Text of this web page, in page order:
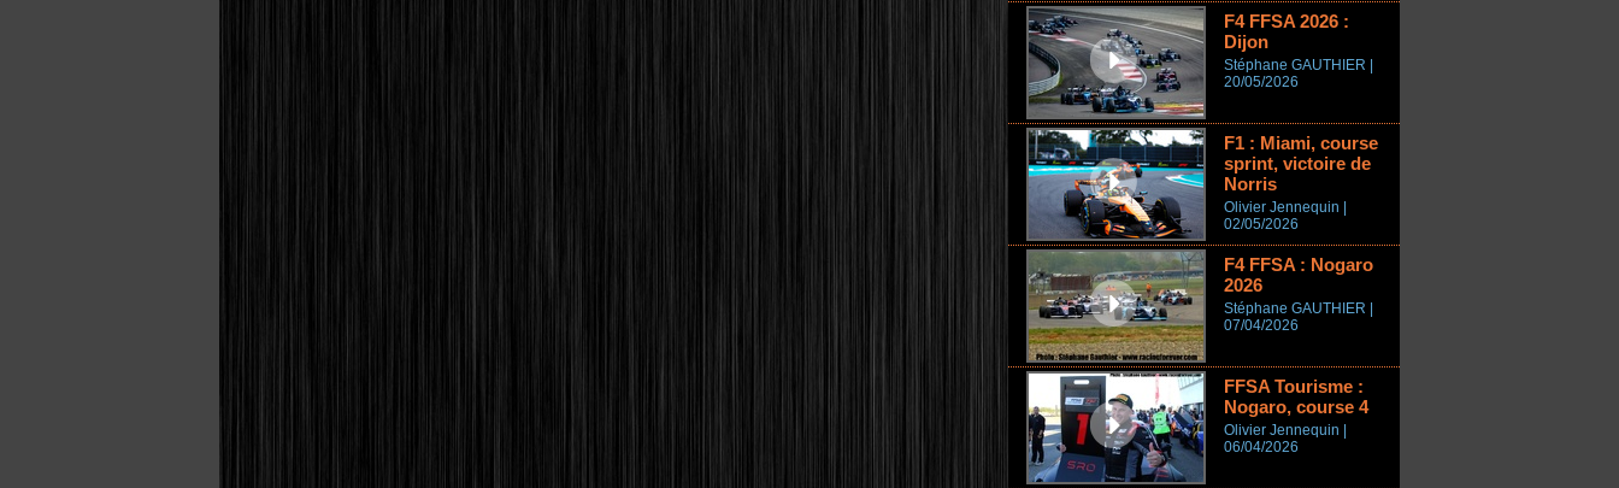
F4 FFSA 2026 :
Dijon
Stéphane GAUTHIER |
20/05/2026
F1 : Miami, course
sprint, victoire de
Norris
Olivier Jennequin |
02/05/2026
F4 FFSA : Nogaro
2026
Stéphane GAUTHIER |
07/04/2026
FFSA Tourisme :
Nogaro, course 4
Olivier Jennequin |
06/04/2026